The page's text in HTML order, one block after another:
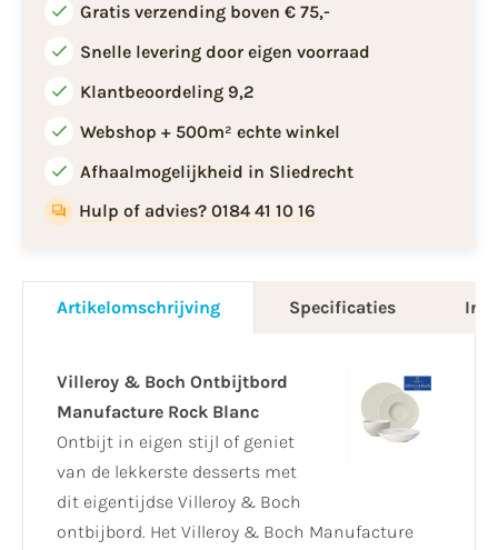
Gratis verzending boven € 75,-
Snelle levering door eigen voorraad
Klantbeoordeling 9,2
Webshop + 500m² echte winkel
Afhaalmogelijkheid in Sliedrecht
Hulp of advies? 0184 41 10 16
Artikelomschrijving Specificaties
Villeroy & Boch Ontbijtbord
Manufacture Rock Blanc
Ontbijt in eigen stijl of geniet
van de lekkerste desserts met
dit eigentijdse Villeroy & Boch
ontbijbord. Het Villeroy & Boch Manufacture